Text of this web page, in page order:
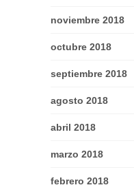
noviembre 2018
octubre 2018
septiembre 2018
agosto 2018
abril 2018
marzo 2018
febrero 2018